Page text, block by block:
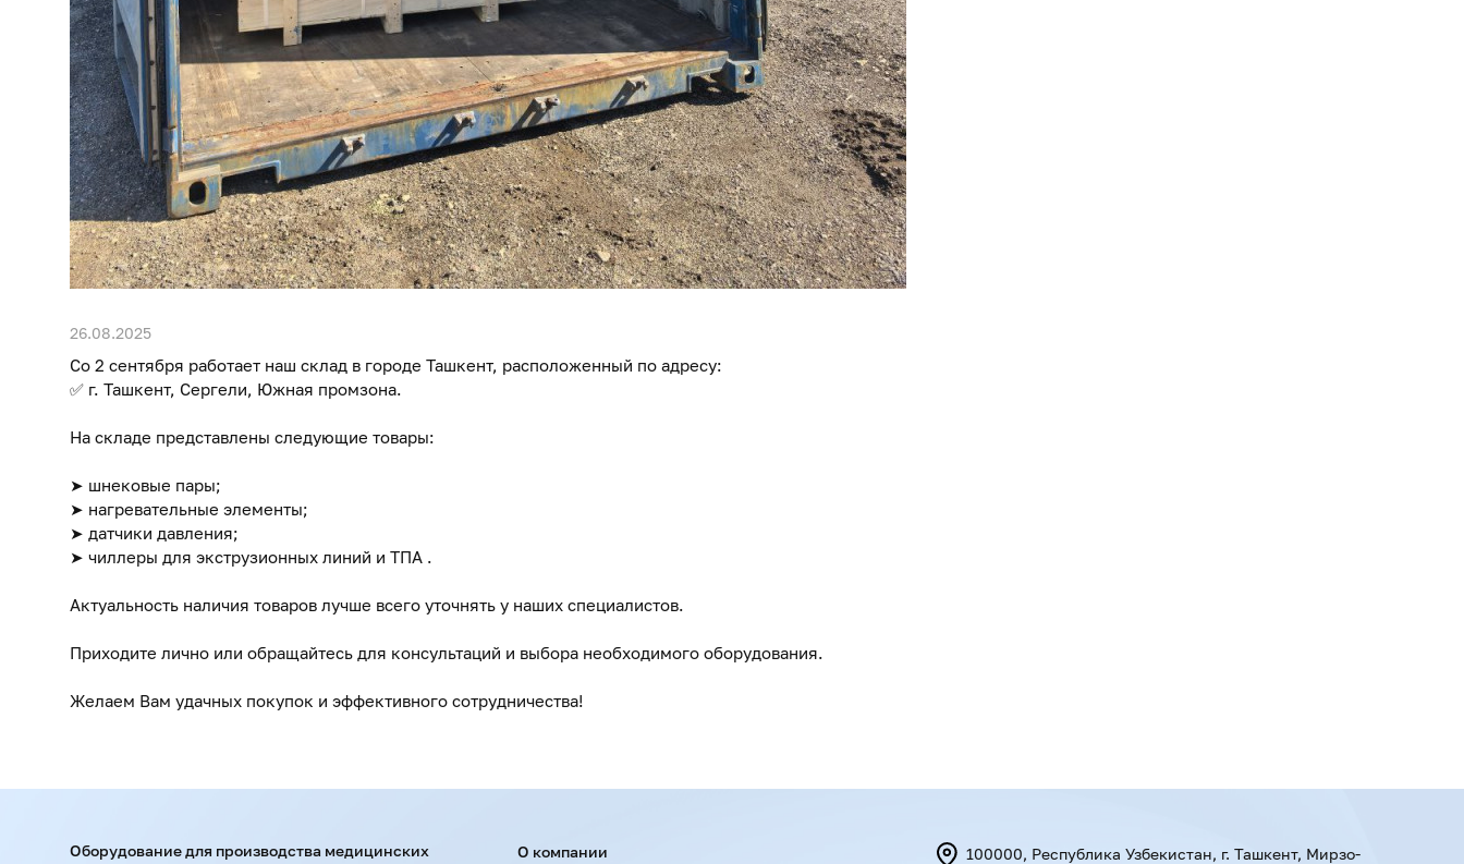
26.08.2025
Со 2 сентября работает наш склад в городе Ташкент, расположенный по адресу:
✅ г. Ташкент, Сергели, Южная промзона.
На складе представлены следующие товары:
➤ шнековые пары;
➤ нагревательные элементы;
➤ датчики давления;
➤ чиллеры для экструзионных линий и ТПА .
Актуальность наличия товаров лучше всего уточнять у наших специалистов.
Приходите лично или обращайтесь для консультаций и выбора необходимого оборудования.
Желаем Вам удачных покупок и эффективного сотрудничества!
Оборудование для производства медицинских
О компании 100000, Республика Узбекистан, г. Ташкент, Мирзо-